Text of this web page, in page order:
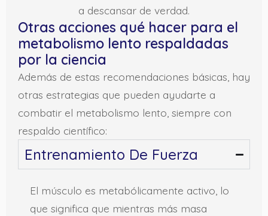
a descansar de verdad.
Otras acciones qué hacer para el
metabolismo lento respaldadas
por la ciencia
Además de estas recomendaciones básicas, hay
otras estrategias que pueden ayudarte a
combatir el metabolismo lento, siempre con
respaldo científico:
Entrenamiento De Fuerza
El músculo es metabólicamente activo, lo
que significa que mientras más masa